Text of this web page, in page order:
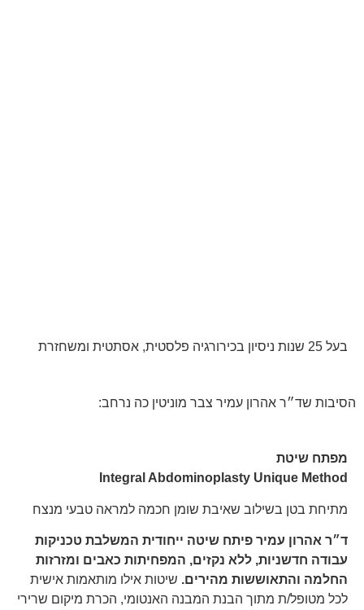
בעל 25 שנות ניסיון בכירורגיה פלסטית, אסתטית ומשחזרת
הסיבות שד״ר אהרון עמיר צבר מוניטין כה נרחב:
מפתח שיטת
Integral Abdominoplasty Unique Method
מתיחת בטן בשילוב שאיבת שומן חכמה למראה טבעי מנצח
ד״ר אהרון עמיר פיתח שיטה ייחודית המשלבת טכניקות
עבודה חדשניות, ללא נקזים, המפחיתות כאבים ומזרזות
החלמה והתאוששות מהירים. שיטות אילו מותאמות אישית
לכל מטופל/ת מתוך הבנת המבנה האנטומי, הכרת מיקום שרירי